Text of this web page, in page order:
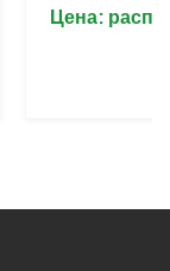
се!